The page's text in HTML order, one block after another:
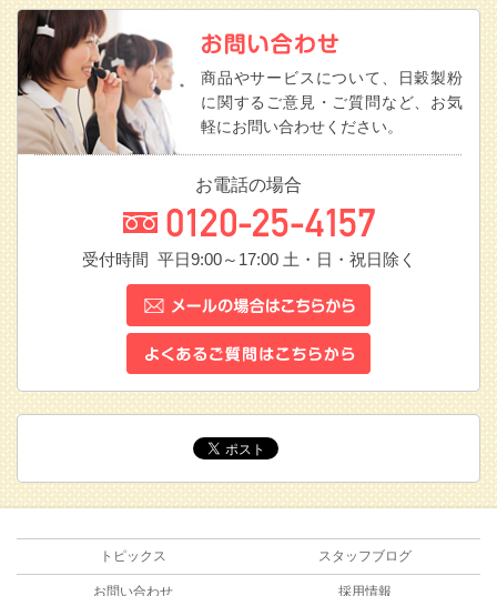
商品やサービスについて、日穀製粉
に関するご意見・ご質問など、お気
軽にお問い合わせください。
お電話の場合
受付時間 平日9:00～17:00土・日・祝日除く
トピックス スタッフブログ
お問い合わせ 採用情報